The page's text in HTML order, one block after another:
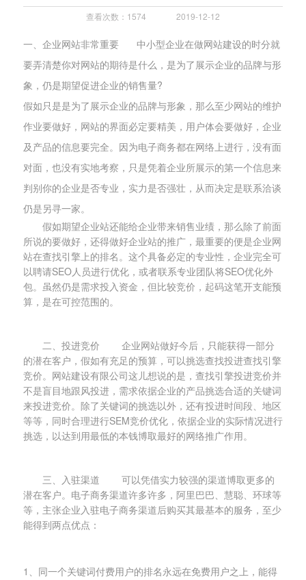
查看次数：1574 2019-12-12
一、企业网站非常重要 中小型企业在做网站建设的时分就
要弄清楚你对网站的期待是什么，是为了展示企业的品牌与形
象，仍是期望促进企业的销售量?
假如只是是为了展示企业的品牌与形象，那么至少网站的维护
作业要做好，网站的界面必定要精美，用户体会要做好，企业
及产品的信息要完全。因为电子商务都在网络上进行，没有面
对面，也没有实地考察，只是凭着企业所展示的第一个信息来
判别你的企业是否专业，实力是否强壮，从而决定是联系洽谈
仍是另寻一家。
假如期望企业站还能给企业带来销售业绩，那么除了前面
所说的要做好，还得做好企业站的推广，最重要的便是企业网
站在查找引擎上的排名。这个具备必定的专业性，企业完全可
以聘请SEO人员进行优化，或者联系专业团队将SEO优化外
包。虽然仍是需求投入资金，但比较竞价，起码这笔开支能预
算，是在可控范围的。
二、投进竞价 企业网站做好今后，只能获得一部分
的潜在客户，假如有充足的预算，可以挑选查找投进查找引擎
竞价。网站建设有限公司这儿想说的是，查找引擎投进竞价并
不是盲目地跟风投进，需求依据企业的产品挑选合适的关键词
来投进竞价。除了关键词的挑选以外，还有投进时间段、地区
等等，同时合理进行SEM竞价优化，依据企业的实际情况进行
挑选，以达到用最低的本钱博取最好的网络推广作用。
三、入驻渠道 可以凭借实力较强的渠道博取更多的
潜在客户。电子商务渠道许多许多，阿里巴巴、慧聪、环球等
等，主张企业入驻电子商务渠道后购买其最基本的服务，至少
能得到两点优点：
1、同一个关键词付费用户的排名永远在免费用户之上，能得